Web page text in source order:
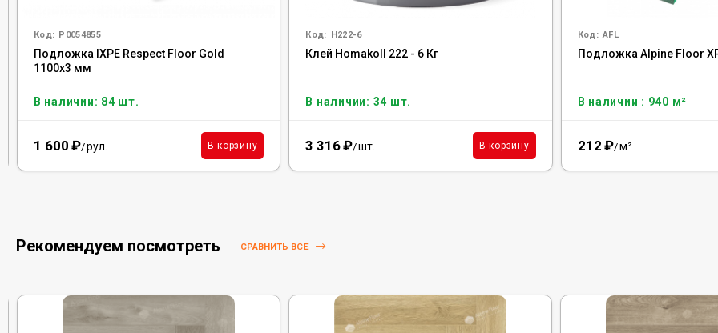
Код: Р0054855
Подложка IXPE Respect Floor Gold
1100х3 мм
В наличии: 84 шт.
1 600 ₽/рул. В корзину
Код: H222-6
Клей Homakoll 222 - 6 Кг
В наличии: 34 шт.
3 316₽/шт. В корзину
Код: AFL
Подложка Alpine Floor
В наличии : 940 м²
212 ₽/м²
Рекомендуем посмотреть СРАВНИТЬ ВСЕ